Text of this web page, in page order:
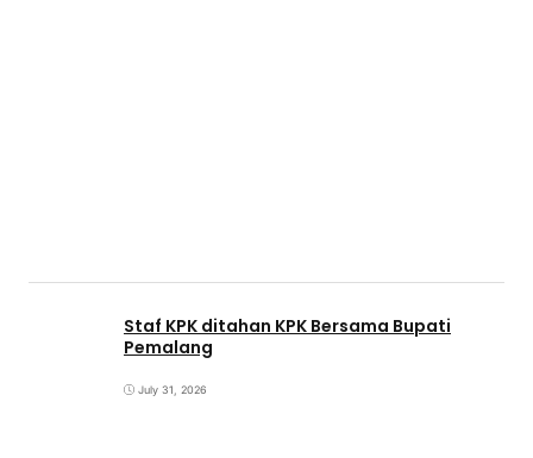
Staf KPK ditahan KPK Bersama Bupati
Pemalang
July 31, 2026